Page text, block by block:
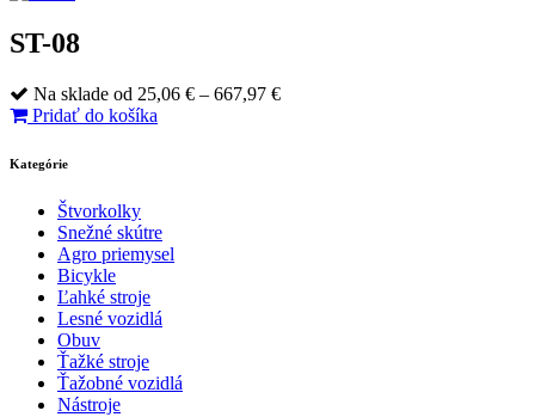
ST-08
Na sklade od 25,06 € – 667,97 €Price
Pridať do košíka
Kategórie
Štvorkolky
Snežné skútre
Agro priemysel
Bicykle
Ľahké stroje
Lesné vozidlá
Obuv
Ťažké stroje
Ťažobné vozidlá
Nástroje